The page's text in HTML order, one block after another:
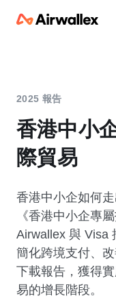
2025 報告
香港中小
際貿易
香港中小企如何
《香港中小企專
Airwallex 與 Visa
簡化跨境支付、
下載報告，獲得
易的增長階段。